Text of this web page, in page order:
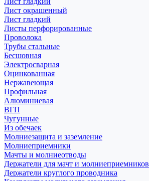
Лист окрашенный
Лист гладкий
Листы перфорированные
Проволока
Трубы стальные
Бесшовная
Электросварная
Оцинкованная
Нержавеющая
Профильная
Алюминиевая
ВГП
Чугунные
Из обечаек
Молниезащита и заземление
Молниеприемники
Мачты и молниеотводы
Держатели для мачт и молниеприемников
Держатели круглого проводника